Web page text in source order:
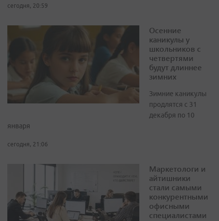
сегодня, 20:59
Осенние
каникулы у
школьников с
четвертями
будут длиннее
зимних
Зимние каникулы
продлятся с 31
декабря по 10
января
сегодня, 21:06
Маркетологи и
айтишники
стали самыми
конкурентными
офисными
специалистами